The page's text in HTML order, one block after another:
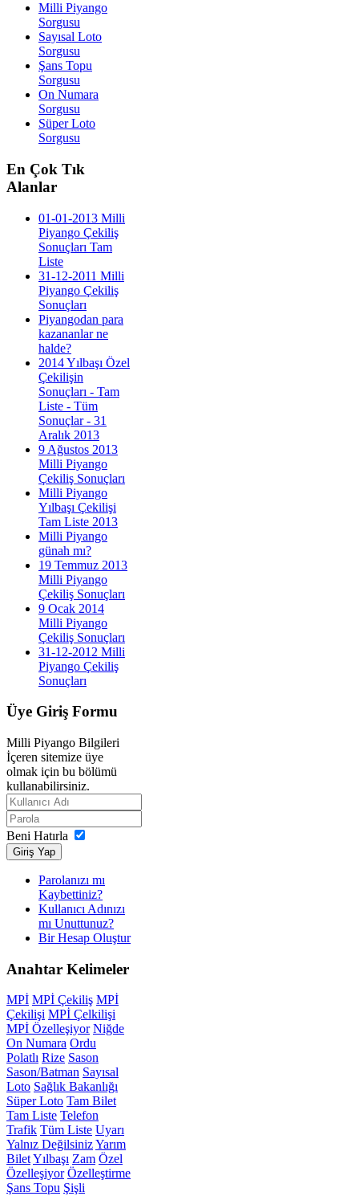
Milli Piyango
Sorgusu
Sayısal Loto
Sorgusu
Şans Topu
Sorgusu
On Numara
Sorgusu
Süper Loto
Sorgusu
En Çok Tık
Alanlar
01-01-2013 Milli
Piyango Çekiliş
Sonuçları Tam
Liste
31-12-2011 Milli
Piyango Çekiliş
Sonuçları
Piyangodan para
kazananlar ne
halde?
2014 Yılbaşı Özel
Çekilişin
Sonuçları - Tam
Liste - Tüm
Sonuçlar - 31
Aralık 2013
9 Ağustos 2013
Milli Piyango
Çekiliş Sonuçları
Milli Piyango
Yılbaşı Çekilişi
Tam Liste 2013
Milli Piyango
günah mı?
19 Temmuz 2013
Milli Piyango
Çekiliş Sonuçları
9 Ocak 2014
Milli Piyango
Çekiliş Sonuçları
31-12-2012 Milli
Piyango Çekiliş
Sonuçları
Üye Giriş Formu
Milli Piyango Bilgileri
İçeren sitemize üye
olmak için bu bölümü
kullanabilirsiniz.
Beni Hatırla
Giriş Yap
Parolanızı mı
Kaybettiniz?
Kullanıcı Adınızı
mı Unuttunuz?
Bir Hesap Oluştur
Anahtar Kelimeler
MPİ MPİ Çekiliş MPİ
Çekilişi MPİ Çelkilişi
MPİ Özelleşiyor Niğde
On Numara Ordu
Polatlı Rize Sason
Sason/Batman Sayısal
Loto Sağlık Bakanlığı
Süper Loto Tam Bilet
Tam Liste Telefon
Trafik Tüm Liste Uyarı
Yalnız DeğilsinizYarım
BiletYılbaşı Zam Özel
Özelleşiyor Özelleştirme
Şans Topu Şişli